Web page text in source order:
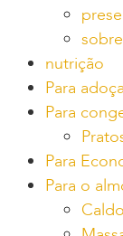
nutrição
Para
Para
Para
Para o